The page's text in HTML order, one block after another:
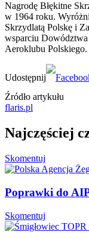
Nagrodę Błękitne
w 1964 roku.
Skrzydlatą Polskę i
wsparciu
Aeroklubu Polskiego.
Źródło artykułu
flaris.pl
Najczęściej
Skomentuj
Poprawki do
Skomentuj